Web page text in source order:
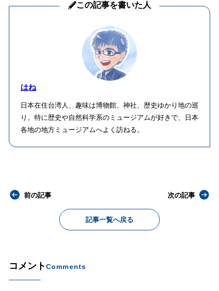
この記事を書いた人
はね
日本在住台湾人、趣味は博物館、神社、歴史ゆかり地の巡
り。特に歴史や自然科学系のミュージアムが好きで、日本
各地の地方ミュージアムへよく訪ねる。
前の記事
記事一覧へ戻る
次の記事
コメントComments